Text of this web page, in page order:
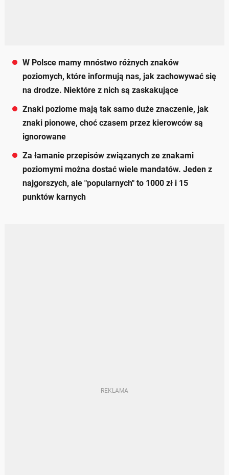
W Polsce mamy mnóstwo różnych znaków
poziomych, które informują nas, jak zachowywać się
na drodze. Niektóre z nich są zaskakujące
Znaki poziome mają tak samo duże znaczenie, jak
znaki pionowe, choć czasem przez kierowców są
ignorowane
Za łamanie przepisów związanych ze znakami
poziomymi można dostać wiele mandatów. Jeden z
najgorszych, ale "popularnych" to 1000 zł i 15
punktów karnych